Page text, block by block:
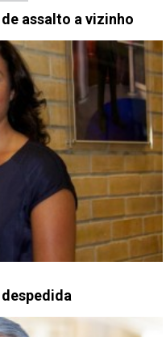
assalto a vizinho